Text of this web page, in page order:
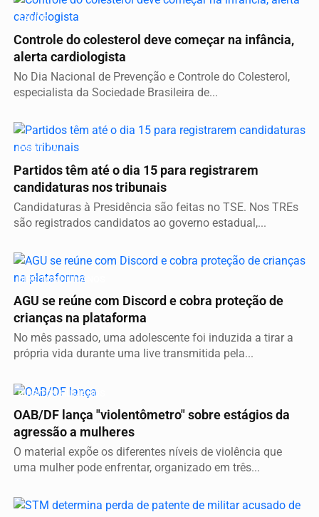
SAÚDE
Controle do colesterol deve começar na infância,
alerta cardiologista
No Dia Nacional de Prevenção e Controle do Colesterol,
especialista da Sociedade Brasileira de...
POLÍTICA
Partidos têm até o dia 15 para registrarem
candidaturas nos tribunais
Candidaturas à Presidência são feitas no TSE. Nos TREs
são registrados candidatos ao governo estadual,...
DIREITOS HUMANOS
AGU se reúne com Discord e cobra proteção de
crianças na plataforma
No mês passado, uma adolescente foi induzida a tirar a
própria vida durante uma live transmitida pela...
DIREITOS HUMANOS
OAB/DF lança "violentômetro" sobre estágios da
agressão a mulheres
O material expõe os diferentes níveis de violência que
uma mulher pode enfrentar, organizado em três...